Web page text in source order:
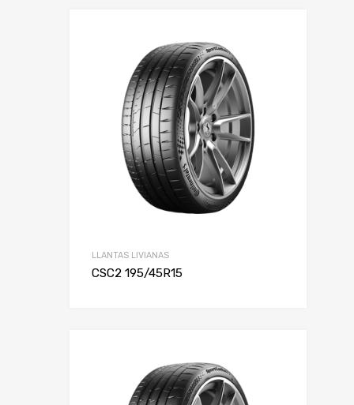
LLANTAS LIVIANAS
CSC2 195/45R15